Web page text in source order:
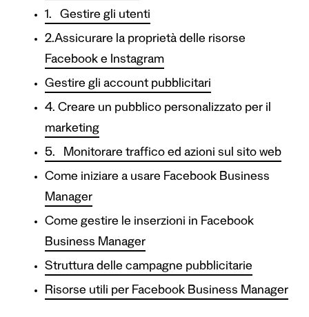
1. Gestire gli utenti
2.Assicurare la proprietà delle risorse
Facebook e Instagram
Gestire gli account pubblicitari
4. Creare un pubblico personalizzato per il
marketing
5. Monitorare traffico ed azioni sul sito web
Come iniziare a usare Facebook Business
Manager
Come gestire le inserzioni in Facebook
Business Manager
Struttura delle campagne pubblicitarie
Risorse utili per Facebook Business Manager